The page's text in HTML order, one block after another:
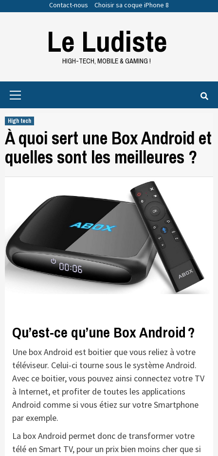
Contact-nous Choisir sa coque iPhone 8
Le Ludiste
HIGH-TECH, MOBILE & GAMING !
High tech
À quoi sert une Box Android et
quelles sont les meilleures ?
Qu’est-ce qu’une Box Android ?
Une box Android est boitier que vous reliez à votre
téléviseur. Celui-ci tourne sous le système Android.
Avec ce boitier, vous pouvez ainsi connectez votre TV
à Internet, et profiter de toutes les applications
Android comme si vous étiez sur votre Smartphone
par exemple.
La box Android permet donc de transformer votre
télé en Smart TV, pour un prix bien moins cher que si